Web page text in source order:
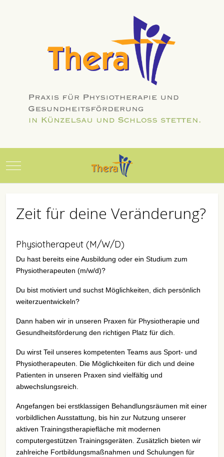
Mobile Menu Toggle
Zeit für deine Veränderung?
Physiotherapeut (M/W/D)
Du hast bereits eine Ausbildung oder ein Studium zum
Physiotherapeuten (m/w/d)?
Du bist motiviert und suchst Möglichkeiten, dich persönlich
weiterzuentwickeln?
Dann haben wir in unseren Praxen für Physiotherapie und
Gesundheitsförderung den richtigen Platz für dich.
Du wirst Teil unseres kompetenten Teams aus Sport- und
Physiotherapeuten. Die Möglichkeiten für dich und deine
Patienten in unseren Praxen sind vielfältig und
abwechslungsreich.
Angefangen bei erstklassigen Behandlungsräumen mit einer
vorbildlichen Ausstattung, bis hin zur Nutzung unserer
aktiven Trainingstherapiefläche mit modernen
computergestützen Trainingsgeräten. Zusätzlich bieten wir
zahlreiche Fortbildungsmaßnahmen und Schulungen für